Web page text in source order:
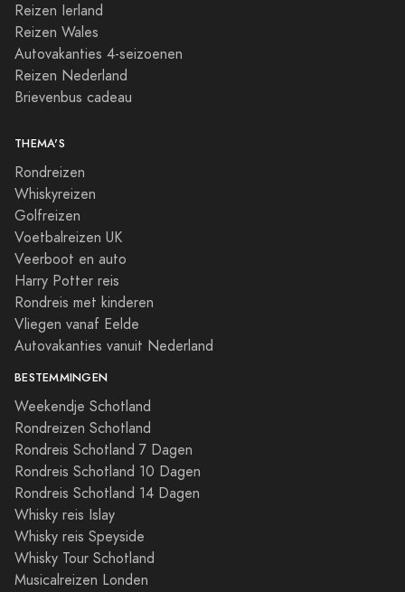
Reizen Ierland
Reizen Wales
Autovakanties 4-seizoenen
Reizen Nederland
Brievenbus cadeau
THEMA'S
Rondreizen
Whiskyreizen
Golfreizen
Voetbalreizen UK
Veerboot en auto
Harry Potter reis
Rondreis met kinderen
Vliegen vanaf Eelde
Autovakanties vanuit Nederland
BESTEMMINGEN
Weekendje Schotland
Rondreizen Schotland
Rondreis Schotland 7 Dagen
Rondreis Schotland 10 Dagen
Rondreis Schotland 14 Dagen
Whisky reis Islay
Whisky reis Speyside
Whisky Tour Schotland
Musicalreizen Londen